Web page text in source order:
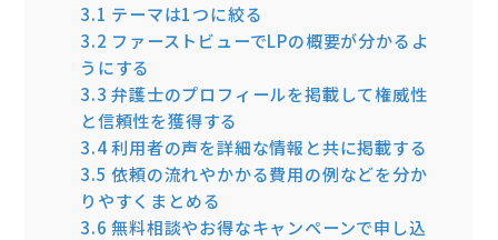
3.1 テーマは1つに絞る
3.2 ファーストビューでLPの概要が分かるよ
うにする
3.3 弁護士のプロフィールを掲載して権威性
と信頼性を獲得する
3.4利用者の声を詳細な情報と共に掲載する
3.5 依頼の流れやかかる費用の例などを分か
りやすくまとめる
3.6 無料相談やお得なキャンペーンで申し込